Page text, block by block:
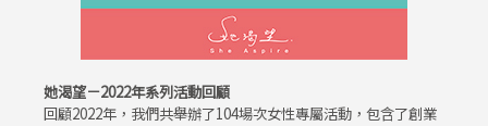
她渴望－2022年系列活動回顧
回顧2022年，我們共舉辦了104場次女性專屬活動，包含了創業